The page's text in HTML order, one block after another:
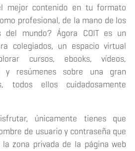
mejor contenido en tu formato
profesional, de la mano de los
del mundo? Ágora COIT es un
colegiados, un espacio virtual
cursos, ebooks, vídeos,
y resúmenes sobre una gran
todos ellos cuidadosamente
únicamente tienes que
de usuario y contraseña que
zona privada de la página web